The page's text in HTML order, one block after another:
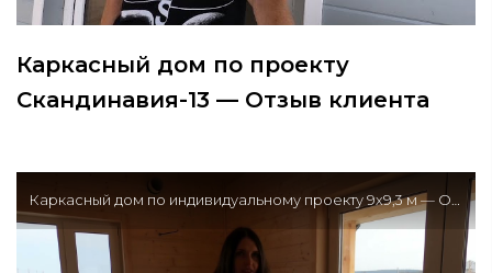
Каркасный дом по проекту
Скандинавия-13 — Отзыв клиента
Каркасный дом по индивидуальному проекту 9х9,3 м — Отзыв клиента